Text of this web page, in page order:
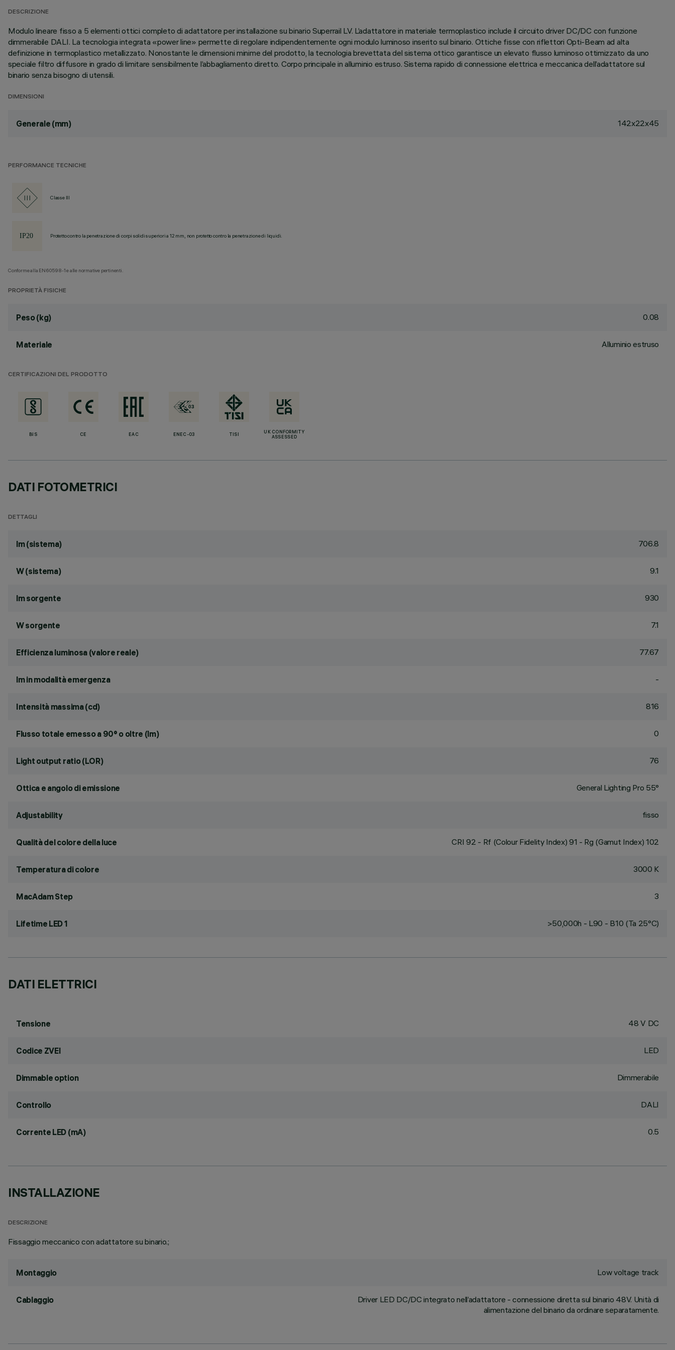
DESCRIZIONE
Modulo lineare fisso a 5 elementi ottici completo di adattatore per installazione su binario Superrail LV. L’adattatore in materiale termoplastico include il circuito driver DC/DC con funzione
dimmerabile DALI. La tecnologia integrata «power line» permette di regolare indipendentemente ogni modulo luminoso inserito sul binario. Ottiche fisse con riflettori Opti-Beam ad alta
definizione in termoplastico metallizzato. Nonostante le dimensioni minime del prodotto, la tecnologia brevettata del sistema ottico garantisce un elevato flusso luminoso ottimizzato da uno
speciale filtro diffusore in grado di limitare sensibilmente l’abbagliamento diretto. Corpo principale in alluminio estruso. Sistema rapido di connessione elettrica e meccanica dell’adattatore sul
binario senza bisogno di utensili.
DIMENSIONI
Generale (mm) 142x22x45
PERFORMANCE TECNICHE
Classe III
Protetto contro la penetrazione di corpi solidi superiori a 12 mm, non protetto contro la penetrazione di liquidi.
Conforme alla EN60598-1 e alle normative pertinenti.
PROPRIETÀ FISICHE
Peso (kg) 0.08
Materiale Alluminio estruso
CERTIFICAZIONI DEL PRODOTTO
BIS CE EAC ENEC-03 TISI
UK CONFORMITY
ASSESSED
DATI FOTOMETRICI
DETTAGLI
lm (sistema) 706.8
W (sistema) 9.1
lm sorgente 930
W sorgente 7.1
Efficienza luminosa (valore reale) 77.67
lm in modalità emergenza -
Intensità massima (cd) 816
Flusso totale emesso a 90° o oltre (lm) 0
Light output ratio (LOR) 76
Ottica e angolo di emissione General Lighting Pro 55°
Adjustability fisso
Qualità del colore della luce CRI92 - Rf (Colour Fidelity Index) 91 - Rg (Gamut Index) 102
Temperatura di colore 3000 K
MacAdam Step 3
Lifetime LED 1 >50,000h - L90 - B10 (Ta 25°C)
DATI ELETTRICI
Tensione 48 V DC
Codice ZVEI LED
Dimmable option Dimmerabile
Controllo DALI
Corrente LED (mA) 0.5
INSTALLAZIONE
DESCRIZIONE
Fissaggio meccanico con adattatore su binario.;
Montaggio Low voltage track
Cablaggio
Driver LED DC/DC integrato nell’adattatore - connessione diretta sul binario 48V. Unità di
alimentazione del binario da ordinare separatamente.